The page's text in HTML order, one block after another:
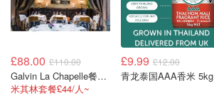
£88.00 £110.00
Galvin La Chapelle餐厅双人三道菜米其林星级套餐，含气泡酒
米其林套餐£44/人~
£9.99 £12.00
青龙泰国AAA香米 5kg